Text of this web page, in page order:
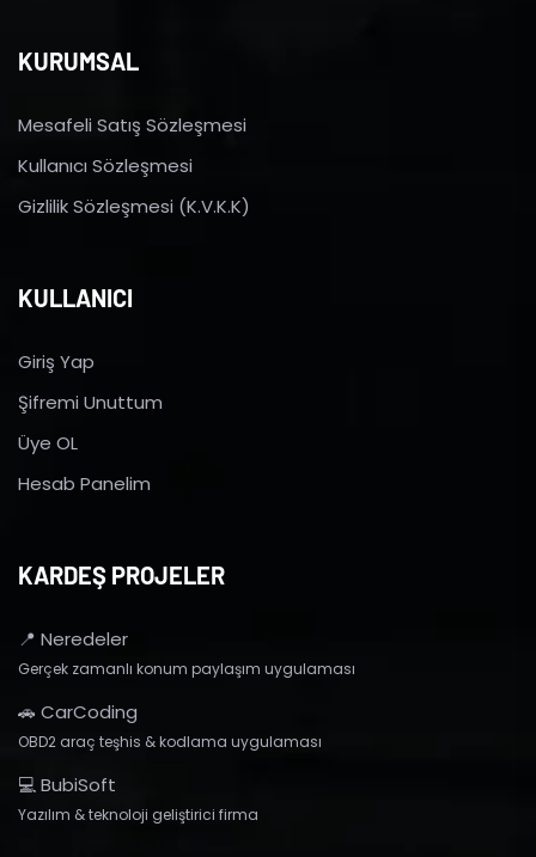
KURUMSAL
Mesafeli Satış Sözleşmesi
Kullanıcı Sözleşmesi
Gizlilik Sözleşmesi (K.V.K.K)
KULLANICI
Giriş Yap
Şifremi Unuttum
Üye OL
Hesab Panelim
KARDEŞ PROJELER
📍 Neredeler
Gerçek zamanlı konum paylaşım uygulaması
🚗 CarCoding
OBD2 araç teşhis & kodlama uygulaması
💻 BubiSoft
Yazılım & teknoloji geliştirici firma